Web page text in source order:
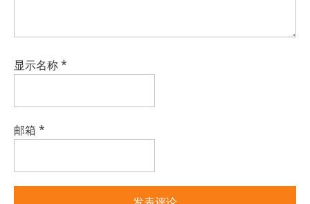
显示名称*
邮箱 *